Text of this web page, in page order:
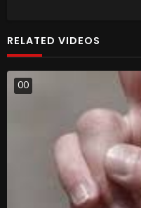
RELATED VIDEOS
00